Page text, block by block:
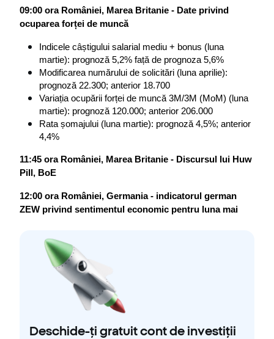
09:00 ora României, Marea Britanie - Date privind
ocuparea forței de muncă
Indicele câștigului salarial mediu + bonus (luna
martie): prognoză 5,2% față de prognoza 5,6%
Modificarea numărului de solicitări (luna aprilie):
prognoză 22.300; anterior 18.700
Variația ocupării forței de muncă 3M/3M (MoM) (luna
martie): prognoză 120.000; anterior 206.000
Rata șomajului (luna martie): prognoză 4,5%; anterior
4,4%
11:45 ora României, Marea Britanie - Discursul lui Huw
Pill, BoE
12:00 ora României, Germania - indicatorul german
ZEW privind sentimentul economic pentru luna mai
Deschide-ți gratuit cont de investiții